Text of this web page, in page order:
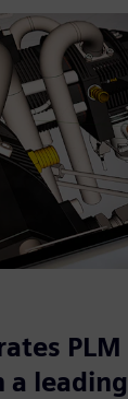
PLM
a leading